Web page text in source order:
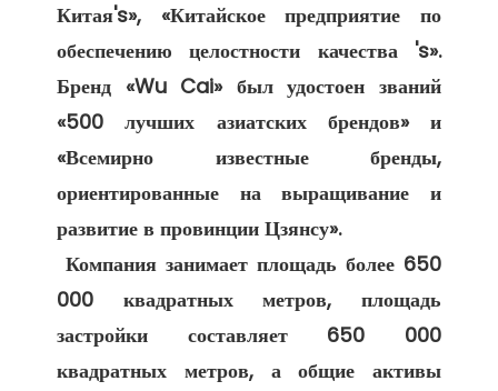
Китая's», «Китайское предприятие по
обеспечению целостности качества 's».
Бренд «Wu Cai» был удостоен званий
«500 лучших азиатских брендов» и
«Всемирно известные бренды,
ориентированные на выращивание и
развитие в провинции Цзянсу».
Компания занимает площадь более 650
000 квадратных метров, площадь
застройки составляет 650 000
квадратных метров, а общие активы